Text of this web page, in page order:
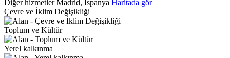
Diğer hizmetler Madrid, İspanya Haritada gör
Çevre ve İklim Değişikliği
Toplum ve Kültür
Yerel kalkınma